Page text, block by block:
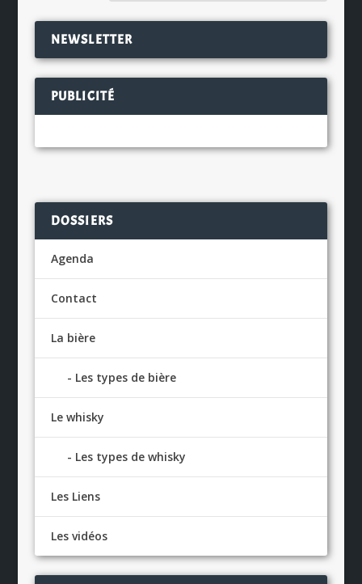
NEWSLETTER
PUBLICITÉ
DOSSIERS
Agenda
Contact
La bière
Les types de bière
Le whisky
Les types de whisky
Les Liens
Les vidéos